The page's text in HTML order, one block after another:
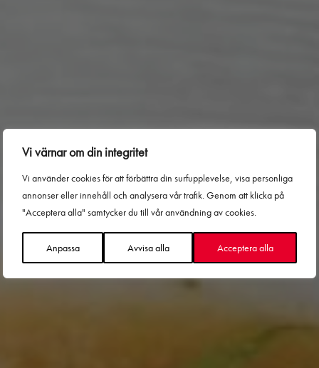
Vi värnar om din integritet
Vi använder cookies för att förbättra din surfupplevelse, visa personliga
annonser eller innehåll och analysera vår trafik. Genom att klicka på
"Acceptera alla" samtycker du till vår användning av cookies.
Anpassa Avvisa alla Acceptera alla
Baumgartner/Unsplash
Misoshiru 味噌汁 den
traditionella
misosoppan